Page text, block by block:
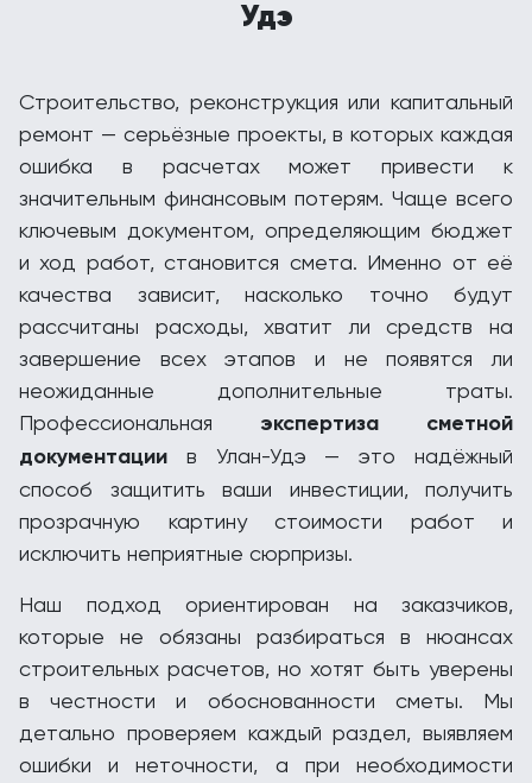
Удэ
Строительство, реконструкция или капитальный
ремонт — серьёзные проекты, в которых каждая
ошибка в расчетах может привести к
значительным финансовым потерям. Чаще всего
ключевым документом, определяющим бюджет
и ход работ, становится смета. Именно от её
качества зависит, насколько точно будут
рассчитаны расходы, хватит ли средств на
завершение всех этапов и не появятся ли
неожиданные дополнительные траты.
Профессиональная экспертиза сметной
документации в Улан-Удэ — это надёжный
способ защитить ваши инвестиции, получить
прозрачную картину стоимости работ и
исключить неприятные сюрпризы.
Наш подход ориентирован на заказчиков,
которые не обязаны разбираться в нюансах
строительных расчетов, но хотят быть уверены
в честности и обоснованности сметы. Мы
детально проверяем каждый раздел, выявляем
ошибки и неточности, а при необходимости